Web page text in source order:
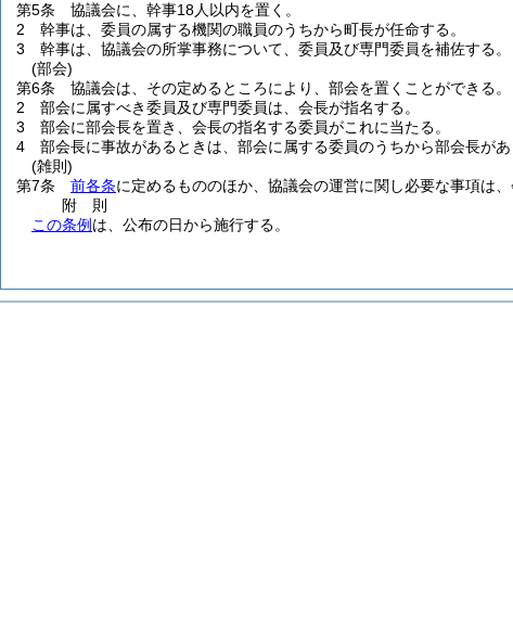
第5条
協議会に、幹事18人以内を置く。
2
幹事は、委員の属する機関の職員のうちから町長が任命する。
3
幹事は、協議会の所掌事務について、委員及び専門委員を補佐する。
(部会)
第6条
協議会は、その定めるところにより、部会を置くことができる。
2
部会に属すべき委員及び専門委員は、会長が指名する。
3
部会に部会長を置き、会長の指名する委員がこれに当たる。
4
部会長に事故があるときは、部会に属する委員のうちから部会長が
(雑則)
第7条
前各条に定めるもののほか、協議会の運営に関し必要な事項は
附 則
この条例 は、公布の日から施行する。